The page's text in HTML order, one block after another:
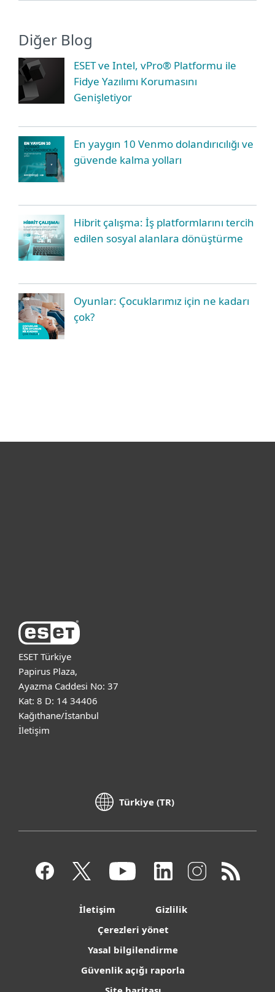
Diğer Blog
ESET ve Intel, vPro® Platformu ile
Fidye Yazılımı Korumasını
Genişletiyor
En yaygın 10 Venmo dolandırıcılığı ve
güvende kalma yolları
Hibrit çalışma: İş platformlarını tercih
edilen sosyal alanlara dönüştürme
Oyunlar: Çocuklarımız için ne kadarı
çok?
ESET Türkiye
Papirus Plaza,
Ayazma Caddesi No: 37
Kat: 8 D: 14 34406
Kağıthane/İstanbul
İletişim
Türkiye (TR)
İletişim
Gizlilik
Çerezleri yönet
Yasal bilgilendirme
Güvenlik açığı raporla